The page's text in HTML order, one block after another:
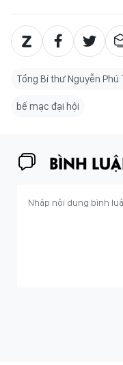
Tổng Bí thư Nguyễn Phú
bế mạc đại hội
BÌNH